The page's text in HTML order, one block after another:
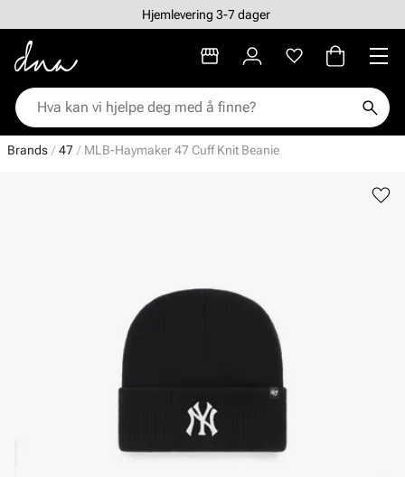
Hjemlevering 3-7 dager
Brands 47 MLB-Haymaker 47 Cuff Knit Beanie